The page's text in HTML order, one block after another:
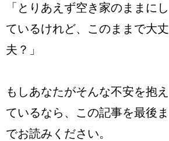
「とりあえず空き家のままにし
ているけれど、このままで大丈
夫？」
もしあなたがそんな不安を抱え
ているなら、この記事を最後ま
でお読みください。